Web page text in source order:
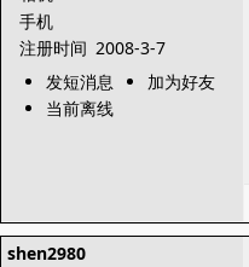
手机
注册时间 2008-3-7
发短消息
加为好友
当前离线
shen2980